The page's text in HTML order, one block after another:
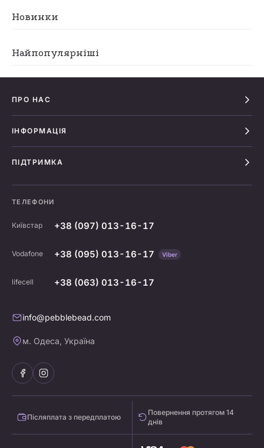
Новинки
Найпопулярніші
ПРО НАС
ІНФОРМАЦІЯ
ПІДТРИМКА
ТЕЛЕФОНИ
Київстар +38 (097) 013-16-17
Vodafone +38 (095) 013-16-17 Viber
lifecell +38 (063) 013-16-17
info@pebblebead.com
м. Одеса, Україна
Післяплата з передплатою
Повернення протягом 14
днів